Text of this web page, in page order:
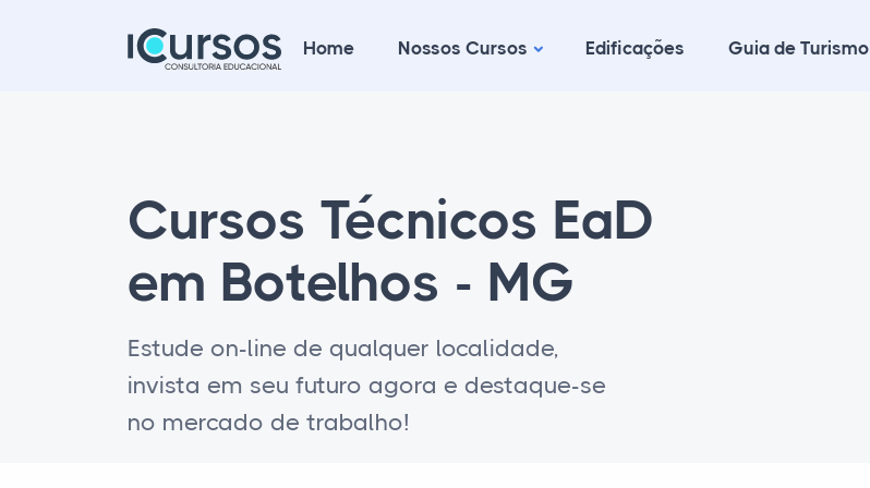
Home Nossos Cursos Edificações Guia de Turismo
Cursos Técnicos EaD
em Botelhos - MG
Estude on-line de qualquer localidade,
invista em seu futuro agora e destaque-se
no mercado de trabalho!